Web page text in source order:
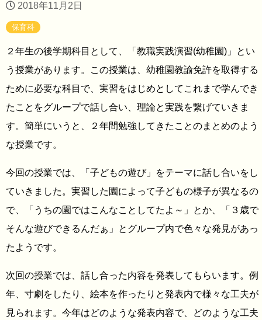
2018年11月2日
保育科
２年生の後学期科目として、「教職実践演習(幼稚園)」とい
う授業があります。この授業は、幼稚園教諭免許を取得する
ために必要な科目で、実習をはじめとしてこれまで学んでき
たことをグループで話し合い、理論と実践を繋げていきま
す。簡単にいうと、２年間勉強してきたことのまとめのよう
な授業です。
今回の授業では、「子どもの遊び」をテーマに話し合いをし
ていきました。実習した園によって子どもの様子が異なるの
で、「うちの園ではこんなことしてたよ～」とか、「３歳で
そんな遊びできるんだぁ」とグループ内で色々な発見があっ
たようです。
次回の授業では、話し合った内容を発表してもらいます。例
年、寸劇をしたり、絵本を作ったりと発表内で様々な工夫が
見られます。今年はどのような発表内容で、どのような工夫